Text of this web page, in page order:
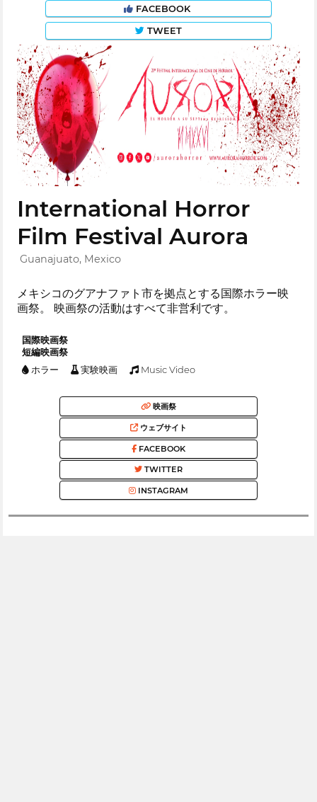
FACEBOOK
TWEET
International Horror
Film Festival Aurora
Guanajuato, Mexico
メキシコのグアナファト市を拠点とする国際ホラー映
画祭。 映画祭の活動はすべて非営利です。
国際映画祭
短編映画祭
ホラー 実験映画 Music Video
映画祭
ウェブサイト
FACEBOOK
TWITTER
INSTAGRAM